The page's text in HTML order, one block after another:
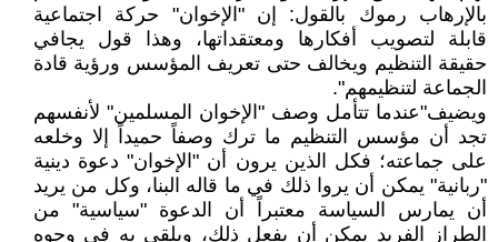
بالإرهاب رموك بالقول: إن "الإخوان" حركة اجتماعية
قابلة لتصويب أفكارها ومعتقداتها، وهذا قول يجافي
حقيقة التنظيم ويخالف حتى تعريف المؤسس ورؤية قادة
الجماعة لتنظيمهم".
ويضيف"عندما تتأمل وصف "الإخوان المسلمين" لأنفسهم
تجد أن مؤسس التنظيم ما ترك وصفاً حميداً إلا وخلعه
على جماعته؛ فكل الذين يرون أن "الإخوان" دعوة دينية
"ربانية" يمكن أن يروا ذلك في ما قاله البنا، وكل من يريد
أن يمارس السياسة معتبراً أن الدعوة "سياسية" من
الطراز الفريد يمكن أن يفعل ذلك، ويلقي به في وجوه